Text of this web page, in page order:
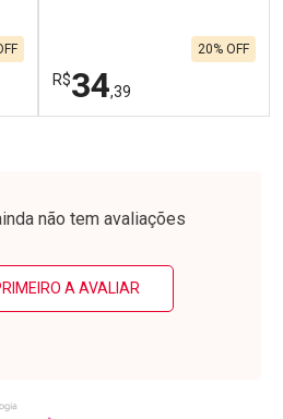
R$34,39
20% OFF
Laboratório
Por Menos
não tem avaliações
A AVALIAR